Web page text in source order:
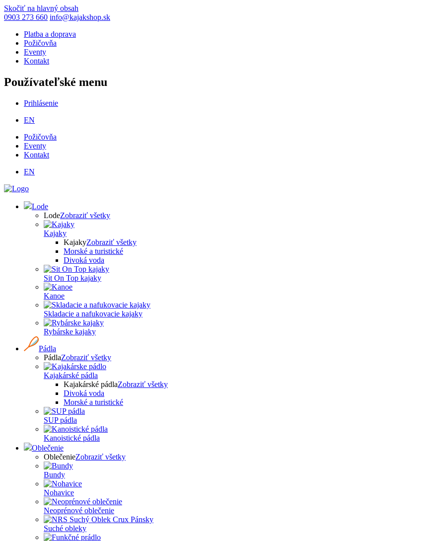
Skočiť na hlavný obsah
0903 273 660 info@kajakshop.sk
Platba a doprava
Požičovňa
Eventy
Kontakt
Používateľské menu
Prihlásenie
EN
Požičovňa
Eventy
Kontakt
EN
Lode
LodeZobraziť všetky
Kajaky
KajakyZobraziť všetky
Morské a turistické
Divoká voda
Sit On Top kajaky
Kanoe
Skladacie a nafukovacie kajaky
Rybárske kajaky
Pádla
PádlaZobraziť všetky
Kajakárské pádla
Kajakárské pádlaZobraziť všetky
Divoká voda
Morské a turistické
SUP pádla
Kanoistické pádla
Oblečenie
OblečenieZobraziť všetky
Bundy
Nohavice
Neoprénové oblečenie
Suché obleky